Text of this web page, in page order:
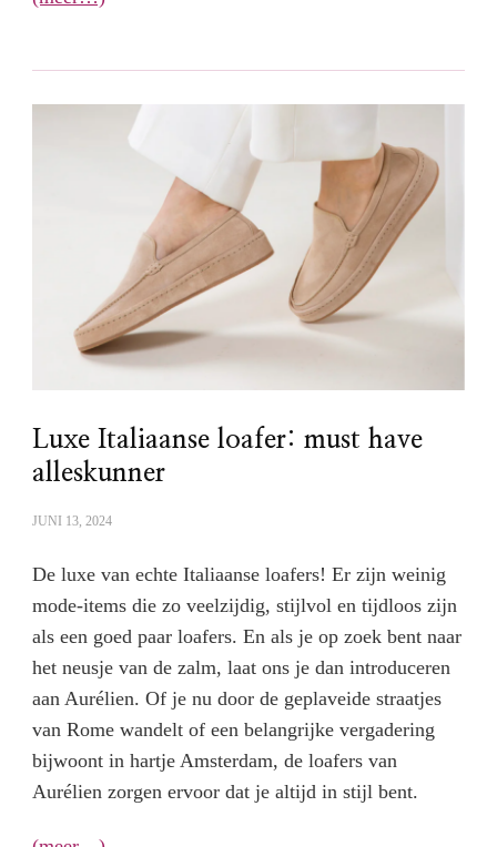
Luxe Italiaanse loafer: must have
alleskunner
JUNI 13, 2024
De luxe van echte Italiaanse loafers! Er zijn weinig
mode-items die zo veelzijdig, stijlvol en tijdloos zijn
als een goed paar loafers. En als je op zoek bent naar
het neusje van de zalm, laat ons je dan introduceren
aan Aurélien. Of je nu door de geplaveide straatjes
van Rome wandelt of een belangrijke vergadering
bijwoont in hartje Amsterdam, de loafers van
Aurélien zorgen ervoor dat je altijd in stijl bent.